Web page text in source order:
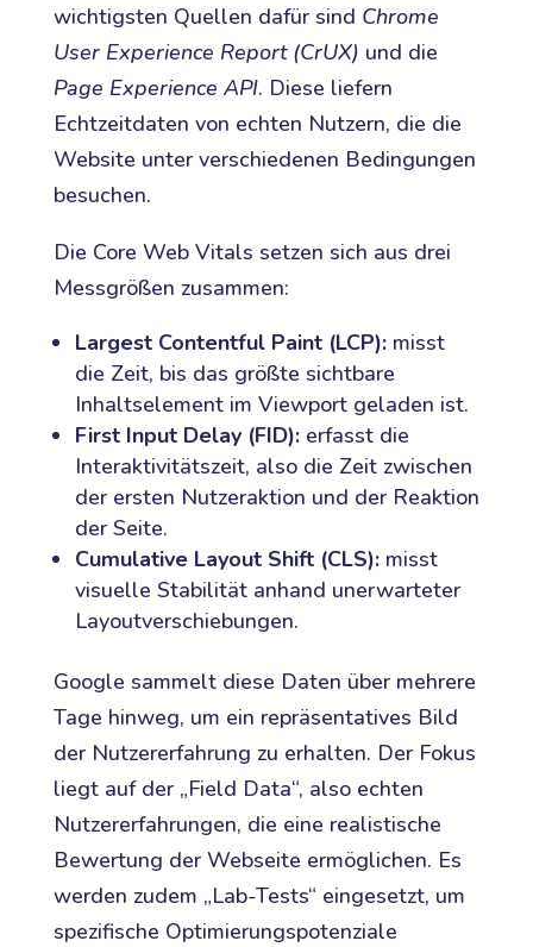
wichtigsten Quellen dafür sind Chrome
User Experience Report (CrUX) und die
Page Experience API. Diese liefern
Echtzeitdaten von echten Nutzern, die die
Website unter verschiedenen Bedingungen
besuchen.
Die Core Web Vitals setzen sich aus drei
Messgrößen zusammen:
Largest Contentful Paint (LCP):misst
die Zeit, bis das größte sichtbare
Inhaltselement im Viewport geladen ist.
First Input Delay (FID):erfasst die
Interaktivitätszeit, also die Zeit zwischen
der ersten Nutzeraktion und der Reaktion
der Seite.
Cumulative Layout Shift (CLS):misst
visuelle Stabilität anhand unerwarteter
Layoutverschiebungen.
Google sammelt diese Daten über mehrere
Tage hinweg, um ein repräsentatives Bild
der Nutzererfahrung zu erhalten. Der Fokus
liegt auf der „Field Data“, also echten
Nutzererfahrungen, die eine realistische
Bewertung der Webseite ermöglichen. Es
werden zudem „Lab-Tests“ eingesetzt, um
spezifische Optimierungspotenziale